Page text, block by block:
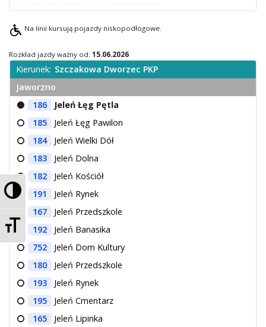
Przełącz wysoki kontrast
Zmień rozmiar czcionek
Na linii kursują pojazdy niskopodłogowe.
Rozkład jazdy ważny od: 15.06.2026
Kierunek: Szczakowa Dworzec PKP
Jaworzno
186
Jeleń Łęg Pętla
185
Jeleń Łęg Pawilon
184
Jeleń Wielki Dół
183
Jeleń Dolna
182
Jeleń Kościół
191
Jeleń Rynek
167
Jeleń Przedszkole
192
Jeleń Banasika
752
Jeleń Dom Kultury
180
Jeleń Przedszkole
193
Jeleń Rynek
195
Jeleń Cmentarz
165
Jeleń Lipinka